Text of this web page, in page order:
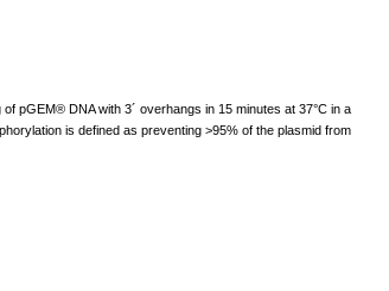
pGEM® DNA with 3´ overhangs in 15 minutes at 37°C in a
is defined as preventing >95% of the plasmid from